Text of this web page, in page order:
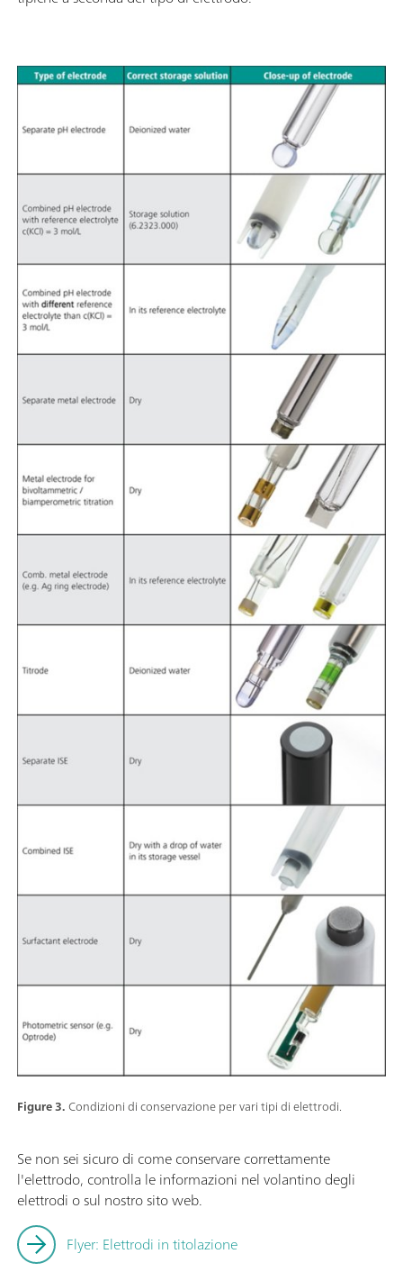
Figure 3.Condizioni di conservazione per vari tipi di elettrodi.
Se non sei sicuro di come conservare correttamente
l'elettrodo, controlla le informazioni nel volantino degli
elettrodi o sul nostro sito web.
Flyer: Elettrodi in titolazione